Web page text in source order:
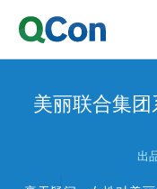
美丽联合集
出